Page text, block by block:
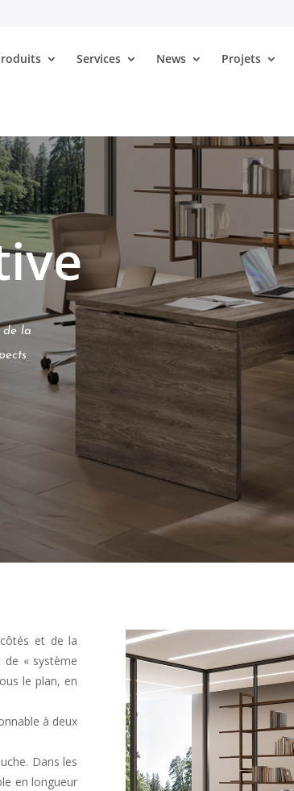
Services News Projets
de la
et de la
« système
le plan, en
à deux
Dans les
en longueur